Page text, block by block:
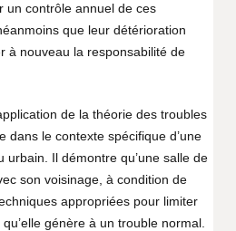
un contrôle annuel de ces
que leur détérioration
à nouveau la responsabilité de
de la théorie des troubles
dans le contexte spécifique d’une
urbain. Il démontre qu’une salle de
son voisinage, à condition de
appropriées pour limiter
génère à un trouble normal.